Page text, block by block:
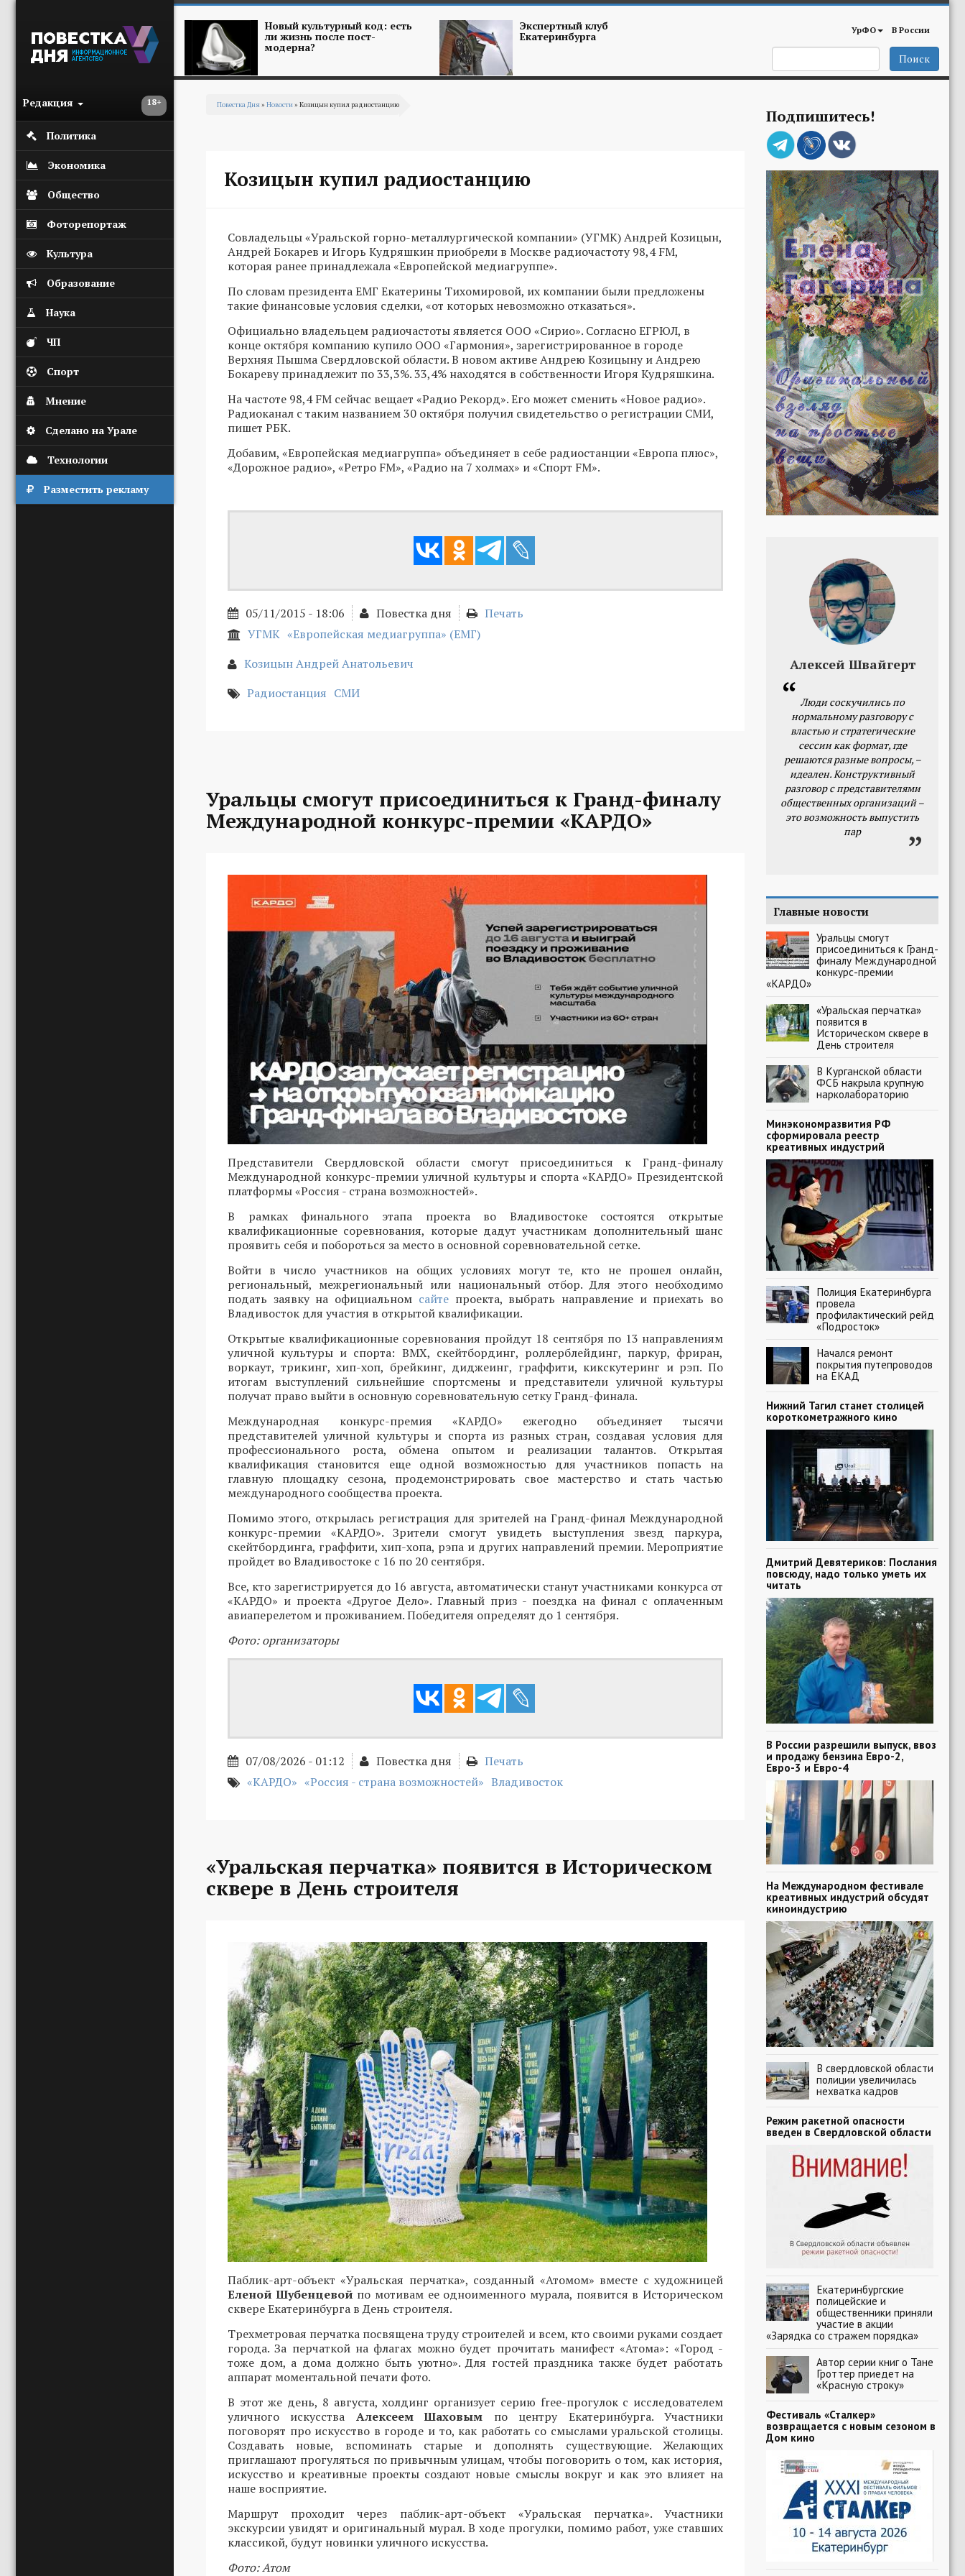
18+
Редакция
Политика
Экономика
Общество
Фоторепортаж
Культура
Образование
Наука
ЧП
Спорт
Мнение
Сделано на Урале
Технологии
Разместить рекламу
Новый культурный код: есть
ли жизнь после пост-
модерна?
Экспертный клуб
Екатеринбурга УрФО В России
Поиск
Повестка Дня» Новости» Козицын купил радиостанцию
Козицын купил радиостанцию
Совладельцы «Уральской горно-металлургической компании» (УГМК) Андрей Козицын,
Андрей Бокарев и Игорь Кудряшкин приобрели в Москве радиочастоту 98,4 FM,
которая ранее принадлежала «Европейской медиагруппе».
По словам президента ЕМГ Екатерины Тихомировой, их компании были предложены
такие финансовые условия сделки, «от которых невозможно отказаться».
Официально владельцем радиочастоты является ООО «Сирио». Согласно ЕГРЮЛ, в
конце октября компанию купило ООО «Гармония», зарегистрированное в городе
Верхняя Пышма Свердловской области. В новом активе Андрею Козицыну и Андрею
Бокареву принадлежит по 33,3%. 33,4% находятся в собственности Игоря Кудряшкина.
На частоте 98,4 FM сейчас вещает «Радио Рекорд». Его может сменить «Новое радио».
Радиоканал с таким названием 30 октября получил свидетельство о регистрации СМИ,
пишет РБК.
Добавим, «Европейская медиагруппа» объединяет в себе радиостанции «Европа плюс»,
«Дорожное радио», «Ретро FM», «Радио на 7 холмах» и «Спорт FM».
05/11/2015 - 18:06 Повестка дня
Печать
УГМК «Европейская медиагруппа» (ЕМГ)
Козицын Андрей Анатольевич
Радиостанция СМИ
Уральцы смогут присоединиться к Гранд-финалу
Международной конкурс-премии «КАРДО»
Представители Свердловской области смогут присоединиться к Гранд-финалу
Международной конкурс-премии уличной культуры и спорта «КАРДО» Президентской
платформы «Россия - страна возможностей».
В рамках финального этапа проекта во Владивостоке состоятся открытые
квалификационные соревнования, которые дадут участникам дополнительный шанс
проявить себя и побороться за место в основной соревновательной сетке.
Войти в число участников на общих условиях могут те, кто не прошел онлайн,
региональный, межрегиональный или национальный отбор. Для этого необходимо
подать заявку на официальном сайтепроекта, выбрать направление и приехать во
Владивосток для участия в открытой квалификации.
Открытые квалификационные соревнования пройдут 18 сентября по 13 направлениям
уличной культуры и спорта: BMX, скейтбординг, роллерблейдинг, паркур, фриран,
воркаут, трикинг, хип-хоп, брейкинг, диджеинг, граффити, кикскутеринг и рэп. По
итогам выступлений сильнейшие спортсмены и представители уличной культуры
получат право выйти в основную соревновательную сетку Гранд-финала.
Международная конкурс-премия «КАРДО» ежегодно объединяет тысячи
представителей уличной культуры и спорта из разных стран, создавая условия для
профессионального роста, обмена опытом и реализации талантов. Открытая
квалификация становится еще одной возможностью для участников попасть на
главную площадку сезона, продемонстрировать свое мастерство и стать частью
международного сообщества проекта.
Помимо этого, открылась регистрация для зрителей на Гранд-финал Международной
конкурс-премии «КАРДО». Зрители смогут увидеть выступления звезд паркура,
скейтбординга, граффити, хип-хопа, рэпа и других направлений премии. Мероприятие
пройдет во Владивостоке с 16 по 20 сентября.
Все, кто зарегистрируется до 16 августа, автоматически станут участниками конкурса от
«КАРДО» и проекта «Другое Дело». Главный приз - поездка на финал с оплаченным
авиаперелетом и проживанием. Победителя определят до 1 сентября.
Фото: организаторы
07/08/2026 - 01:12 Повестка дня
Печать
«КАРДО» «Россия - страна возможностей» Владивосток
«Уральская перчатка» появится в Историческом
сквере в День строителя
Паблик-арт-объект «Уральская перчатка», созданный «Атомом» вместе с художницей
Еленой Шубенцевой по мотивам ее одноименного мурала, появится в Историческом
сквере Екатеринбурга в День строителя.
Трехметровая перчатка посвящена труду строителей и всем, кто своими руками создает
города. За перчаткой на флагах можно будет прочитать манифест «Атома»: «Город -
тоже дом, а дома должно быть уютно». Для гостей праздника также будет работать
аппарат моментальной печати фото.
В этот же день, 8 августа, холдинг организует серию free-прогулок с исследователем
уличного искусства Алексеем Шаховым по центру Екатеринбурга. Участники
поговорят про искусство в городе и то, как работать со смыслами уральской столицы.
Создавать новые, вспоминать старые и дополнять существующие. Желающих
приглашают прогуляться по привычным улицам, чтобы поговорить о том, как история,
искусство и креативные проекты создают новые смыслы вокруг и как это влияет на
наше восприятие.
Маршрут проходит через паблик-арт-объект «Уральская перчатка». Участники
экскурсии увидят и оригинальный мурал. В ходе прогулки, помимо работ, уже ставших
классикой, будут новинки уличного искусства.
Фото: Атом
Подпишитесь!
Алексей Швайгерт
Люди соскучились по
нормальному разговору с
властью и стратегические
сессии как формат, где
решаются разные вопросы, –
идеален. Конструктивный
разговор с представителями
общественных организаций –
это возможность выпустить
пар
Главные новости
Уральцы смогут
присоединиться к Гранд-
финалу Международной
конкурс-премии
«КАРДО»
«Уральская перчатка»
появится в
Историческом сквере в
День строителя
В Курганской области
ФСБ накрыла крупную
нарколабораторию
Минэкономразвития РФ
сформировала реестр
креативных индустрий
Полиция Екатеринбурга
провела
профилактический рейд
«Подросток»
Начался ремонт
покрытия путепроводов
на ЕКАД
Нижний Тагил станет столицей
короткометражного кино
Дмитрий Девятериков: Послания
повсюду, надо только уметь их
читать
В России разрешили выпуск, ввоз
и продажу бензина Евро-2,
Евро-3 и Евро-4
На Международном фестивале
креативных индустрий обсудят
киноиндустрию
В свердловской области
полиции увеличилась
нехватка кадров
Режим ракетной опасности
введен в Свердловской области
Екатеринбургские
полицейские и
общественники приняли
участие в акции
«Зарядка со стражем порядка»
Автор серии книг о Тане
Гроттер приедет на
«Красную строку»
Фестиваль «Сталкер»
возвращается с новым сезоном в
Дом кино